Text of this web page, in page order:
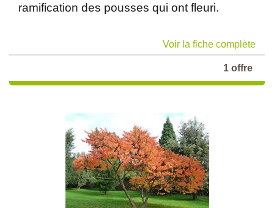
ramification des pousses qui ont fleuri.
Voir la fiche complète
1 offre